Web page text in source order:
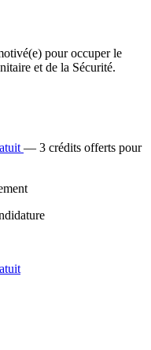
pour occuper le
et de la Sécurité.
— 3 crédits offerts pour